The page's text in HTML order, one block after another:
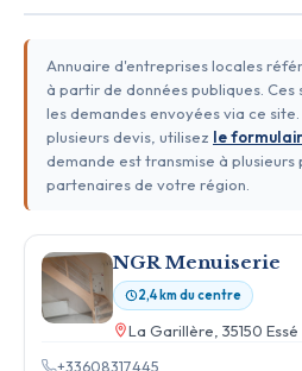
Annuaire d'entreprises locales
à partir de données publiques.
les demandes envoyées via ce
plusieurs devis, utilisez le
demande est transmise à plusieurs
partenaires de votre région.
NGR Menuiserie
2,4 km du centre
La Garillère, 35150 Essé
+33608317445